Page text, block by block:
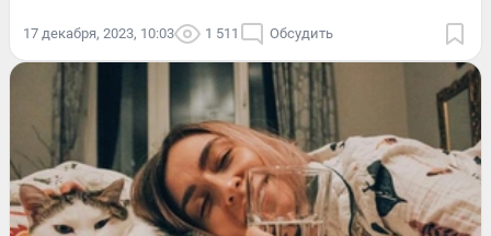
17 декабря, 2023, 10:03 1 511 Обсудить